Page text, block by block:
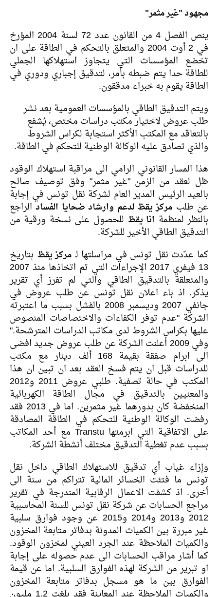
مجهود "غير مثمر"
ينص الفصل 4 من القانون عدد 72 لسنة 2004 المؤرخ
في 2 أوت 2004 والمتعلق بالتحكم في الطاقة على ان
تخضع المؤسسات التي يتجاوز استهلاكها الجملي
للطاقة حدا يتم ضبطه بأمر، لتدقيق إجباري ودوري في
الطاقة يقوم به خبراء مدققون.
ويتم التدقيق الطاقي بالمؤسسات العمومية بعد نشر
طلب عروض لاختيار مكتب دراسات مختص، يُشفع
بالتعاقد مع المكتب الأكثر استجابة لكراس الشروط
والذي تصادق عليه الوكالة الوطنية للتحكم في الطاقة.
هذا المسار القانوني الرامي الى مراقبة استهلاك الوقود
ظل لعقد من الزمن "غير مثمر" وفق توصيف صالح
بالعيد الرئيس المدير العام لشركة نقل تونس في إجابة
عن طلب مركز يقظ لدعم وارشاد ضحايا الفسادالراجع
بالنظر لمنظمة انا يقظ للحصول على نسخة ورقية من
التدقيق الطاقي الأخير للشركة.
كما عدّدت نقل تونس في مراسلتها لـمركز يقظ بتاريخ
13 فيفري 2017 الإجراءات التي تم اتخاذها منذ 2007
والمتعلقة بالتدقيق الطاقي والتي لم تفرز أي تقرير
يذكر. اذ باء اعلان نقل تونس عن طلب عروض في
جانفي 2007 وديسمبر 2008 بالفشل بسبب ما اعتبرته
الشركة "عدم توفر الكفاءات والاختصاصات المنصوص
عليها بكراس الشروط لدى مكاتب الدراسات المترشحة."
وفي 2009 أعلنت الشركة عن طلب عروض جديد افضى
الى ابرام صفقة بقيمة 168 ألف دينار مع مكتب
للدراسات قبل ان يتم فسخ العقد بعد ان تبين ان هذا
المكتب في حالة تصفية. طلبي عروض 2011 و2012
والمعنيين بالتدقيق في مجال الطاقة الكهربائية
المنخفضة كان بدورهما غير مثمرين. اما في 2013 فقد
رفضت الوكالة الوطنية للتحكم في الطاقة المصادقة
على الاتفاقية التي ابرمتها Transtu مع أحد المكاتب
بسبب عدم تغطية التدقيق مختلف أنشطة الشركة.
وإزاء غياب أي تدقيق للاستهلاك الطاقي داخل نقل
تونس ما فتئت الخسائر المالية تتراكم من سنة الى
أخرى. اذ كشفت الاعمال الرقابية المندرجة في تقرير
مراجع الحسابات عن شركة نقل تونس للسنة المحاسبية
2012 و2013 و2014 و2015 عن وجود فوارق سلبية
غير مبررة بين الكميات المدونة بدفاتر متابعة المخزون
والكميات الملاحظة عند الجرد العيني لمخزون الوقود.
كما أشار مراقب الحسابات الى عدم حصوله على إجابة
او تبرير من الشركة لهذه الفوارق السلبية. اما عن قيمة
الفوارق بين ما هو مسجل بدفاتر متابعة المخزون